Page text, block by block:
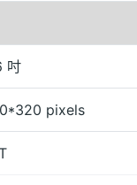
來說十分受用
令桌布選擇可用
吋
pixels